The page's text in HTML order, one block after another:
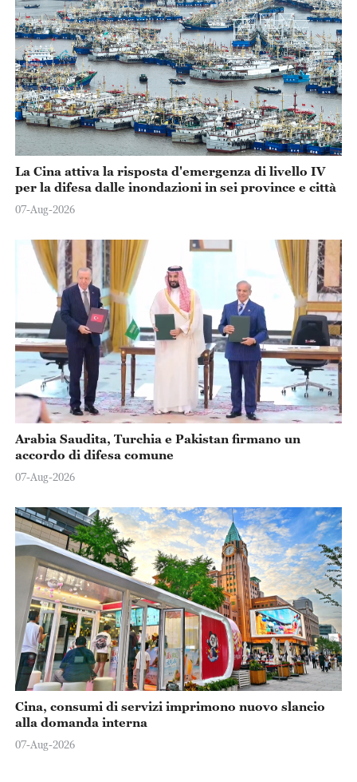
La Cina attiva la risposta d'emergenza di livello IV
per la difesa dalle inondazioni in sei province e città
07-Aug-2026
Arabia Saudita, Turchia e Pakistan firmano un
accordo di difesa comune
07-Aug-2026
Cina, consumi di servizi imprimono nuovo slancio
alla domanda interna
07-Aug-2026